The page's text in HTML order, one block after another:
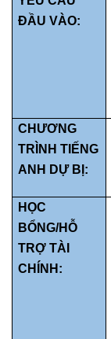
ĐẦU VÀO:
CHƯƠNG
TRÌNH TIẾNG
ANH DỰ BỊ:
HỌC
BỔNG/HỖ
TRỢ TÀI
CHÍNH: